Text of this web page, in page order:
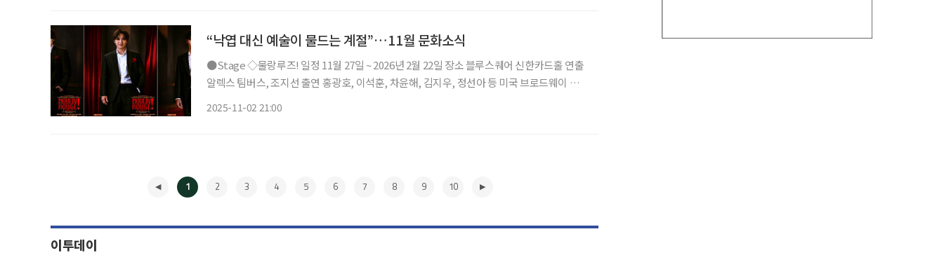
“낙엽 대신 예술이 물드는 계절”…11월 문화소식
●Stage ◇물랑루즈! 일정 11월 27일 ~ 2026년 2월 22일 장소 블루스퀘어 신한카드홀 연출
알렉스 팀버스, 조지선 출연 홍광호, 이석훈, 차윤해, 김지우, 정선아 등 미국 브로드웨이 흥
2025-11-02 21:00
1 2 3 4 5 6 7 8 9 10
이투데이